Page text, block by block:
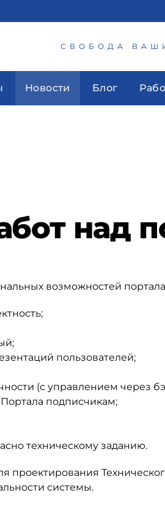
СВОБОДА
Новости Блог
над
возможностей
пользователей;
(с управлением через
подписчикам;
техническому заданию.
проектирования
системы.